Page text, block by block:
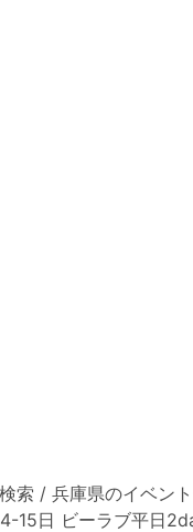
索 / 兵庫県のイベン
15日 ビーラブ平日